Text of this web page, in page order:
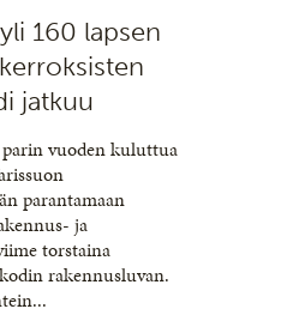
160 lapsen
jatkuu
vuoden kuluttua
parantamaan
ja
torstaina
rakennusluvan.